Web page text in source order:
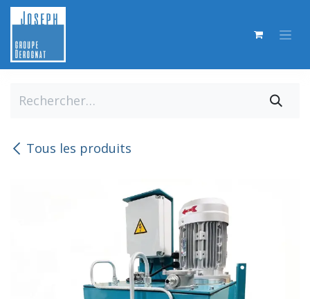
Se rendre au contenu
Tous les produits